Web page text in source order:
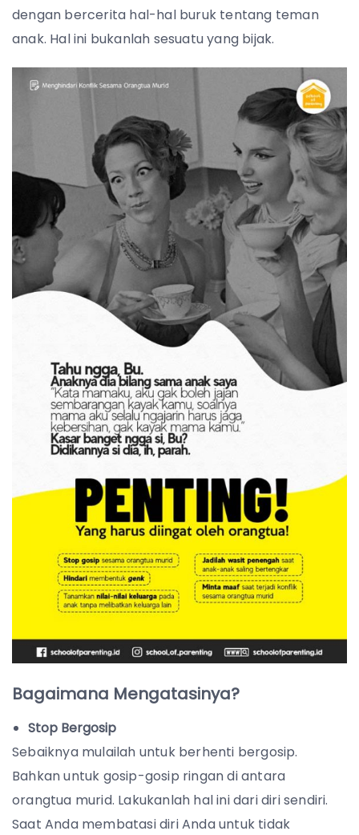
dengan bercerita hal-hal buruk tentang teman
anak. Hal ini bukanlah sesuatu yang bijak.
Bagaimana Mengatasinya?
Stop Bergosip
Sebaiknya mulailah untuk berhenti bergosip.
Bahkan untuk gosip-gosip ringan di antara
orangtua murid. Lakukanlah hal ini dari diri sendiri.
Saat Anda membatasi diri Anda untuk tidak